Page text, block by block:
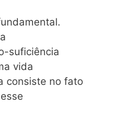
suficiência
vida
consiste no fato